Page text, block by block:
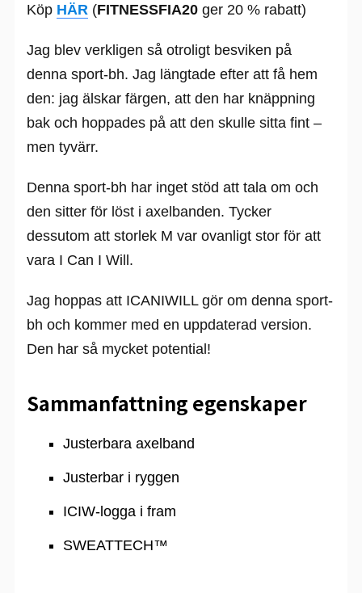
Köp HÄR (FITNESSFIA20 ger 20 % rabatt)
Jag blev verkligen så otroligt besviken på
denna sport-bh. Jag längtade efter att få hem
den: jag älskar färgen, att den har knäppning
bak och hoppades på att den skulle sitta fint –
men tyvärr.
Denna sport-bh har inget stöd att tala om och
den sitter för löst i axelbanden. Tycker
dessutom att storlek M var ovanligt stor för att
vara I Can I Will.
Jag hoppas att ICANIWILL gör om denna sport-
bh och kommer med en uppdaterad version.
Den har så mycket potential!
Sammanfattning egenskaper
Justerbara axelband
Justerbar i ryggen
ICIW-logga i fram
SWEATTECH™